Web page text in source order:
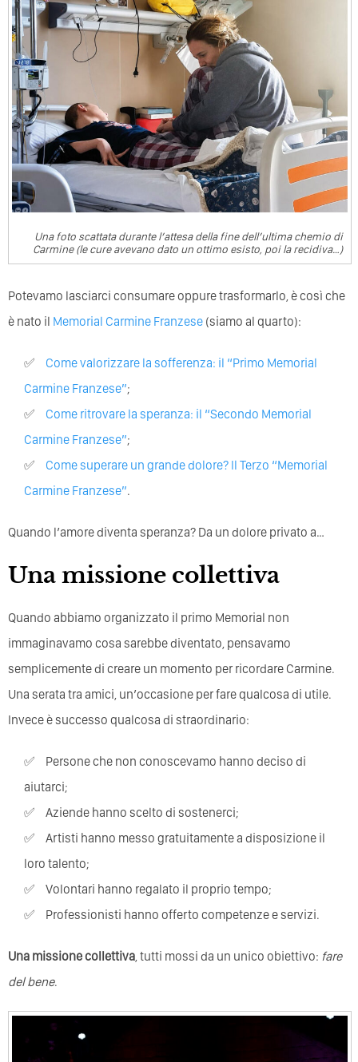
Una foto scattata durante l’attesa della fine dell’ultima chemio di
Carmine (le cure avevano dato un ottimo esisto, poi la recidiva…)
Potevamo lasciarci consumare oppure trasformarlo, è così che
è nato il Memorial Carmine Franzese (siamo al quarto):
Come valorizzare la sofferenza: il “Primo Memorial
Carmine Franzese”;
Come ritrovare la speranza: il “Secondo Memorial
Carmine Franzese”;
Come superare un grande dolore? Il Terzo “Memorial
Carmine Franzese”.
Quando l’amore diventa speranza? Da un dolore privato a…
Una missione collettiva
Quando abbiamo organizzato il primo Memorial non
immaginavamo cosa sarebbe diventato, pensavamo
semplicemente di creare un momento per ricordare Carmine.
Una serata tra amici, un’occasione per fare qualcosa di utile.
Invece è successo qualcosa di straordinario:
Persone che non conoscevamo hanno deciso di
aiutarci;
Aziende hanno scelto di sostenerci;
Artisti hanno messo gratuitamente a disposizione il
loro talento;
Volontari hanno regalato il proprio tempo;
Professionisti hanno offerto competenze e servizi.
Una missione collettiva , tutti mossi da un unico obiettivo: fare
del bene.